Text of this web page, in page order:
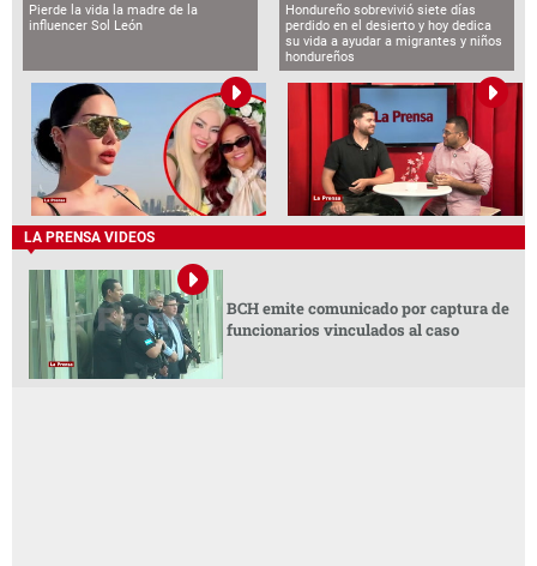
Pierde la vida la madre de la
influencer Sol León
Hondureño sobrevivió siete días
perdido en el desierto y hoy dedica
su vida a ayudar a migrantes y niños
hondureños
LA PRENSA VIDEOS
BCH emite comunicado por captura de
funcionarios vinculados al caso